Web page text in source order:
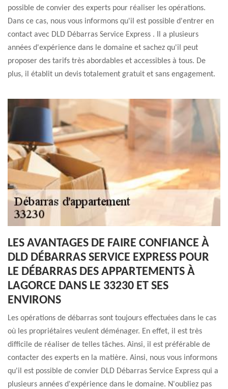
possible de convier des experts pour réaliser les opérations.
Dans ce cas, nous vous informons qu'il est possible d'entrer en
contact avec DLD Débarras Service Express . Il a plusieurs
années d'expérience dans le domaine et sachez qu'il peut
proposer des tarifs très abordables et accessibles à tous. De
plus, il établit un devis totalement gratuit et sans engagement.
LES AVANTAGES DE FAIRE CONFIANCE À
DLD DÉBARRAS SERVICE EXPRESS POUR
LE DÉBARRAS DES APPARTEMENTS À
LAGORCE DANS LE 33230 ET SES
ENVIRONS
Les opérations de débarras sont toujours effectuées dans le cas
où les propriétaires veulent déménager. En effet, il est très
difficile de réaliser de telles tâches. Ainsi, il est préférable de
contacter des experts en la matière. Ainsi, nous vous informons
qu'il est possible de convier DLD Débarras Service Express qui a
plusieurs années d'expérience dans le domaine. N'oubliez pas